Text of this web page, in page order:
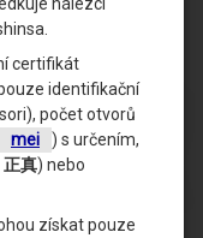
certifikát
identifikační
počet otvorů
mei
) s určením,
正真) nebo
získat pouze